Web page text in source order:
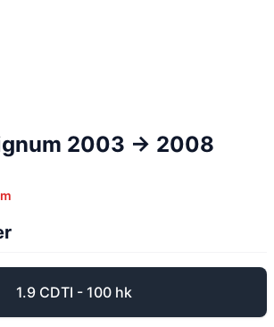
2003 -> 2008
1.9 CDTI - 100 hk